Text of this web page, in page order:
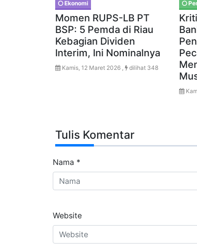
Ekonomi
Momen RUPS-LB PT
BSP: 5 Pemda di Riau
Kebagian Dividen
Interim, Ini Nominalnya
Kamis, 12 Maret 2026 , dilihat 348
Tulis Komentar
Nama *
Website